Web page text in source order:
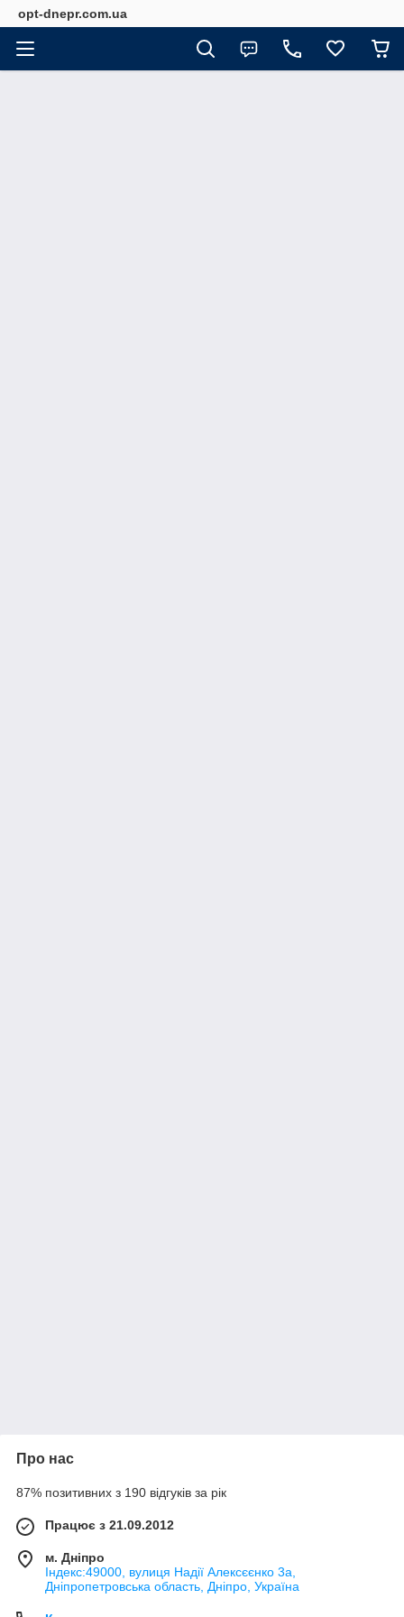
opt-dnepr.com.ua
Про нас
87% позитивних з 190 відгуків за рік
Працює з 21.09.2012
м. Дніпро
Індекс:49000, вулиця Надії Алексєєнко 3а,
Дніпропетровська область, Дніпро, Україна